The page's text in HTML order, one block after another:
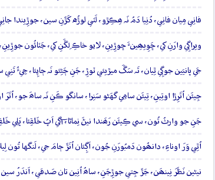
فانِي مِيان فانِي، دُنِيا دَمُ نَہ ھِڪِڙو، لَٽي لوڙُه کَڙَنِ سين،
ويراڳِي وارَنِ کي، ڇَوِيھِينءَ ڇوڙِينِ، لايو خاڪِ لِڱَنِ کي، جَٽائُون
جَي ڀانيَين جوڳِي ٿِيان، تَہ سَڱَ ميڙيئي ٽوڙِ، جَنِ ڄَڻِئو نَہ ڄاپِئا، جِيءُ
جِيئَن اُتَرِڙا اوتِينِ، تِيئَن سامِي گهَڻو سَنِرا، سانگو ڪَنِ نَہ ساھَ جو،
جَنِ جو وارثُ تُون، سي ڪِيئَن رَھَندا نيڻَ نِماڻا، آگي اَڀُ خَلقِئا، ڀَلِي
اُٿِي وَرَ اوناءِ، دانھُون دَمبُورَنِ جُون، اَڳِئان اُنَڙَ ڄامَ جي، لَنگها
نيڻين نَظَرَ نِينھَن، جَڙَ جِتي جوڙِجَنِ، ساھُ اُنِين تان صَدقي، اَندَرُ